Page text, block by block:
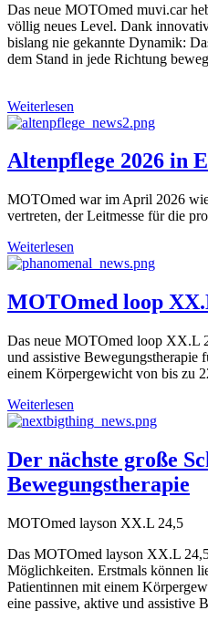
Das neue MOTOmed muvi.car
völlig neues Level. Dank
bislang nie gekannte Dynamik:
dem Stand in jede Richtung
Weiterlesen
Altenpflege 2026 in
MOTOmed war im April 2026
vertreten, der Leitmesse für die
Weiterlesen
MOTOmed loop
Das neue MOTOmed loop XX.L
und assistive Bewegungstherapie
einem Körpergewicht von bis zu
Weiterlesen
Der nächste große
Bewegungstherapie
MOTOmed layson XX.L 24,5
Das MOTOmed layson XX.L
Möglichkeiten. Erstmals können
Patientinnen mit einem
eine passive, aktive und assistive